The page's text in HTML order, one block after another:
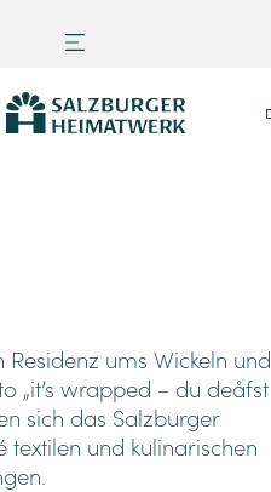
ums Wickeln und
„it’s wrapped – du deåfst
sich das Salzburger
und kulinarischen